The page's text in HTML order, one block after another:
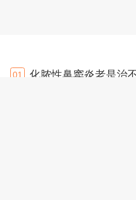
01 化脓性鼻窦炎老是治